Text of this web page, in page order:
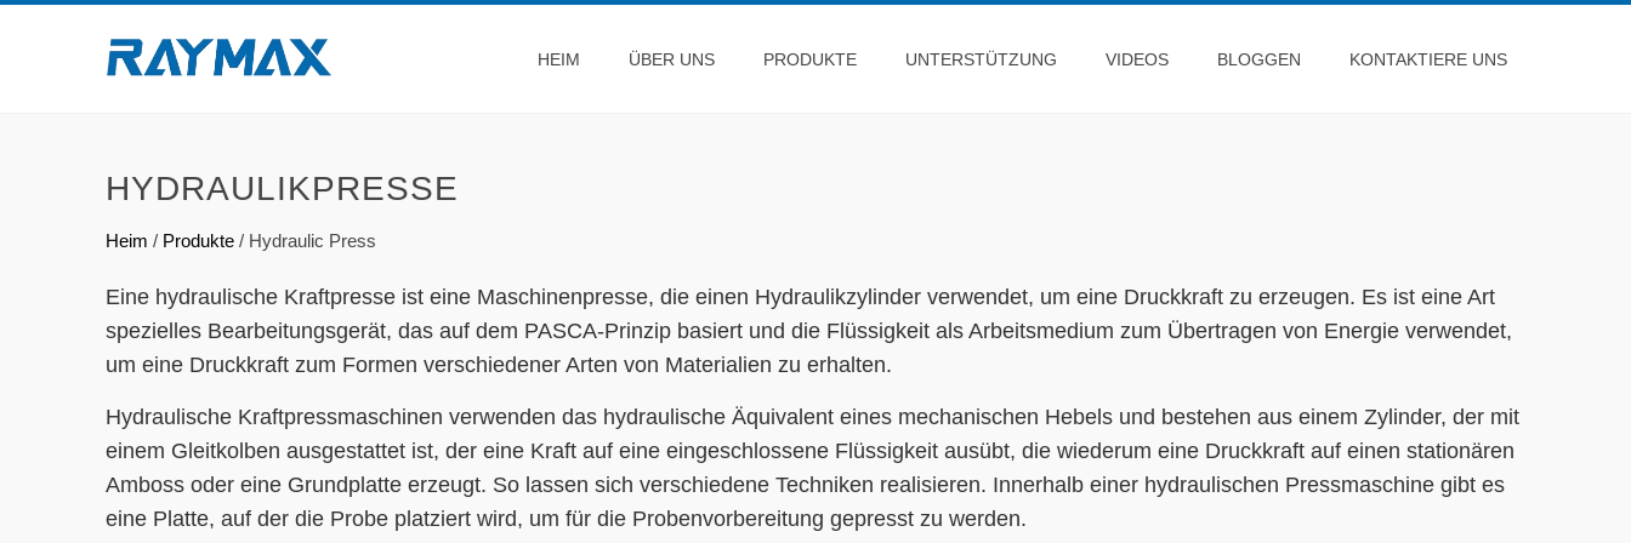
HEIM ÜBER UNS PRODUKTE UNTERSTÜTZUNG VIDEOS BLOGGEN KONTAKTIERE UNS
HYDRAULIKPRESSE
Heim / Produkte / Hydraulic Press
Eine hydraulische Kraftpresse ist eine Maschinenpresse, die einen Hydraulikzylinder verwendet, um eine Druckkraft zu erzeugen. Es ist eine Art
spezielles Bearbeitungsgerät, das auf dem PASCA-Prinzip basiert und die Flüssigkeit als Arbeitsmedium zum Übertragen von Energie verwendet,
um eine Druckkraft zum Formen verschiedener Arten von Materialien zu erhalten.
Hydraulische Kraftpressmaschinen verwenden das hydraulische Äquivalent eines mechanischen Hebels und bestehen aus einem Zylinder, der mit
einem Gleitkolben ausgestattet ist, der eine Kraft auf eine eingeschlossene Flüssigkeit ausübt, die wiederum eine Druckkraft auf einen stationären
Amboss oder eine Grundplatte erzeugt. So lassen sich verschiedene Techniken realisieren. Innerhalb einer hydraulischen Pressmaschine gibt es
eine Platte, auf der die Probe platziert wird, um für die Probenvorbereitung gepresst zu werden.